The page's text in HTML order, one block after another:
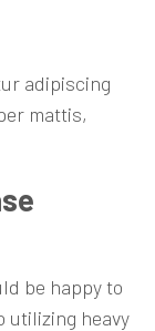
adipiscing
mattis,
be happy to
utilizing heavy